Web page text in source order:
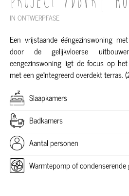
IN ONTWERPFASE
Een vrijstaande ééngezinswoning
door de gelijkvloerse
eengezinswoning ligt de focus op
met een geïntegreerd overdekt terras.
Slaapkamers
Badkamers
Aantal personen
Warmtepomp of condenserende